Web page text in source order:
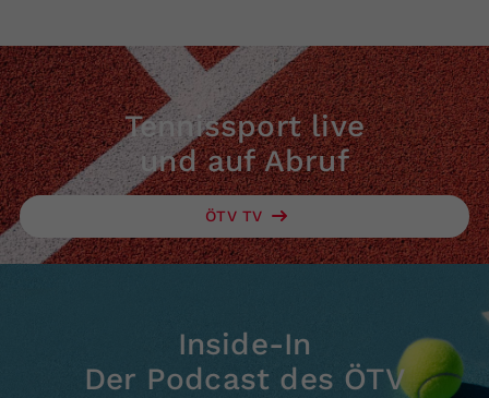
Tennissport live
und auf Abruf
ÖTV TV
Inside-In
Der Podcast des ÖTV